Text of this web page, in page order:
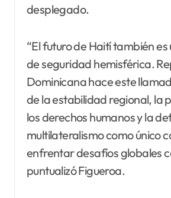
desplegado.
“El futuro de Haití también es
de seguridad hemisférica.
Dominicana hace este
de la estabilidad regional, la
los derechos humanos y la
multilateralismo como único
enfrentar desafíos globales
puntualizó Figueroa.